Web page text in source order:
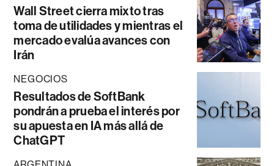
Wall Street cierra mixto tras
toma de utilidades y mientras el
mercado evalúa avances con
Irán
NEGOCIOS
Resultados de SoftBank
pondrán a prueba el interés por
su apuesta en IA más allá de
ChatGPT